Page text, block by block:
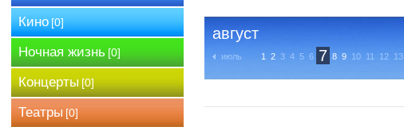
Кино[0]
Ночная жизнь [0]
Концерты [0]
Театры [0]
август
июль 1 2 3 4 5 6 7 8 9 10 11 12 13